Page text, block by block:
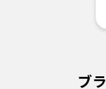
ブ